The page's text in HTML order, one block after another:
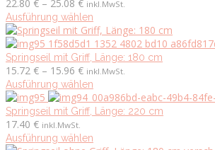
Die
Optionen
können
auf
Produktseite
gewählt
22.80 € – 25.08 €
22.80 €
bis
25.08 €
inkl.MwSt.
Ausführung wählen
Produkt
weist
mehrere
Varianten
Die
Optionen
Springseil mit Griff, Länge: 180 cm
15.72 € – 15.96 €Preisspanne:
15.72 €
bis
15.96 €
inkl.MwSt.
Ausführung wählen
Produkt
weist
Springseil mit Griff, Länge: 220 cm
17.40 € inkl.MwSt.
Ausführung wählen